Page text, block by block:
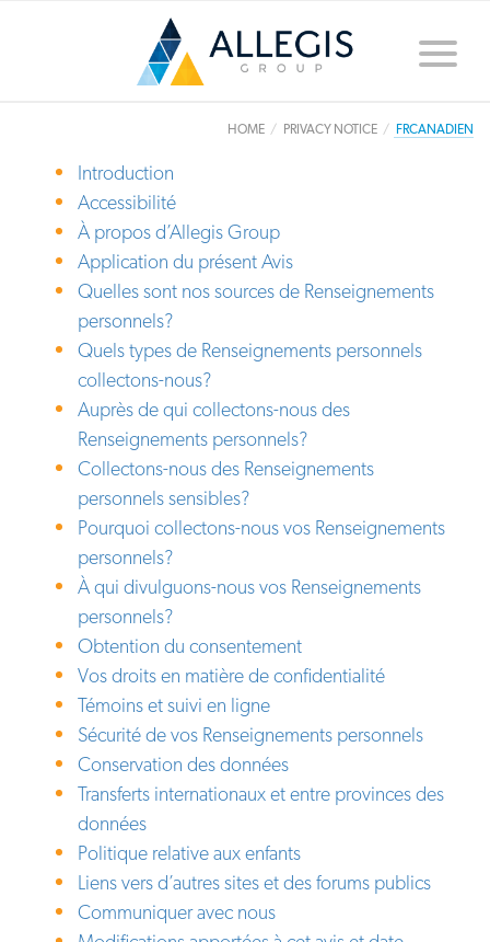
Toggle
HOME PRIVACY NOTICE FRCANADIEN
Introduction
Accessibilité
À propos d’Allegis Group
Application du présent Avis
Quelles sont nos sources de Renseignements
personnels?
Quels types de Renseignements personnels
collectons-nous?
Auprès de qui collectons-nous des
Renseignements personnels?
Collectons-nous des Renseignements
personnels sensibles?
Pourquoi collectons-nous vos Renseignements
personnels?
À qui divulguons-nous vos Renseignements
personnels?
Obtention du consentement
Vos droits en matière de confidentialité
Témoins et suivi en ligne
Sécurité de vos Renseignements personnels
Conservation des données
Transferts internationaux et entre provinces des
données
Politique relative aux enfants
Liens vers d’autres sites et des forums publics
Communiquer avec nous